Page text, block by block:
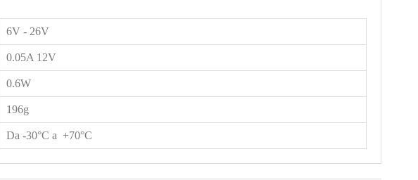
6V - 26V
0.05A 12V
0.6W
196g
Da -30°C a +70°C